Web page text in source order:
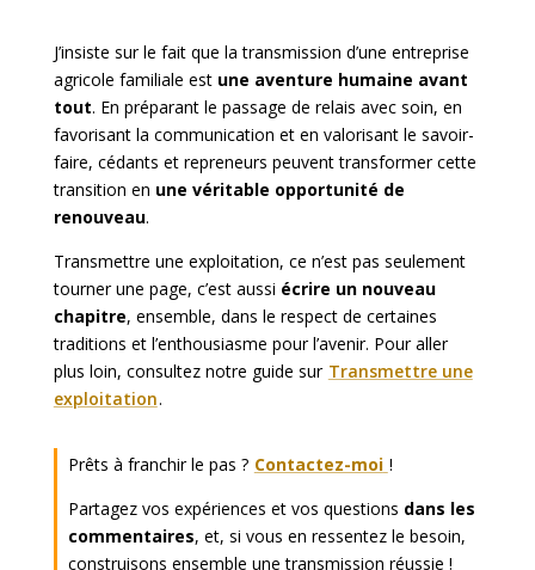
J’insiste sur le fait que la transmission d’une entreprise
agricole familiale est une aventure humaine avant
tout. En préparant le passage de relais avec soin, en
favorisant la communication et en valorisant le savoir-
faire, cédants et repreneurs peuvent transformer cette
transition en une véritable opportunité de
renouveau.
Transmettre une exploitation, ce n’est pas seulement
tourner une page, c’est aussi écrire un nouveau
chapitre, ensemble, dans le respect de certaines
traditions et l’enthousiasme pour l’avenir. Pour aller
plus loin, consultez notre guide sur Transmettre une
exploitation.
Prêts à franchir le pas ? Contactez-moi !
Partagez vos expériences et vos questions dans les
commentaires, et, si vous en ressentez le besoin,
construisons ensemble une transmission réussie !